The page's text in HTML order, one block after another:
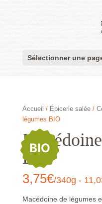
Sélectionner une
Accueil / Épicerie salée/
légumes BIO
BIO
BIO
3,75€/340g -
Macédoine de légumes